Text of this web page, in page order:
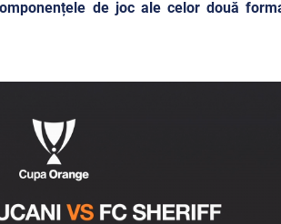
de joc ale celor două